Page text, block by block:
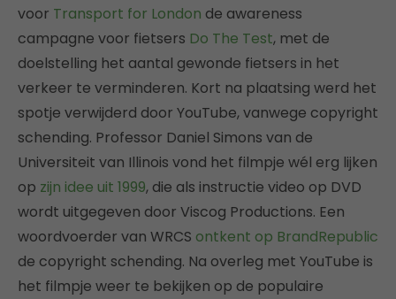
voor Transport for London de awareness
campagne voor fietsers Do The Test, met de
doelstelling het aantal gewonde fietsers in het
verkeer te verminderen. Kort na plaatsing werd het
spotje verwijderd door YouTube, vanwege copyright
schending. Professor Daniel Simons van de
Universiteit van Illinois vond het filmpje wél erg lijken
op zijn idee uit 1999, die als instructie video op DVD
wordt uitgegeven door Viscog Productions. Een
woordvoerder van WRCS ontkent op BrandRepublic
de copyright schending. Na overleg met YouTube is
het filmpje weer te bekijken op de populaire